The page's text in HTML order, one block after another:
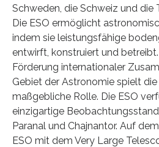
Schweden, die Schweiz und die
Die ESO ermöglicht
indem sie leistungsfähige
entwirft, konstruiert und
Förderung internationaler
Gebiet der Astronomie spielt
maßgebliche Rolle. Die ESO
einzigartige
Paranal und Chajnantor. Auf
ESO mit dem Very Large